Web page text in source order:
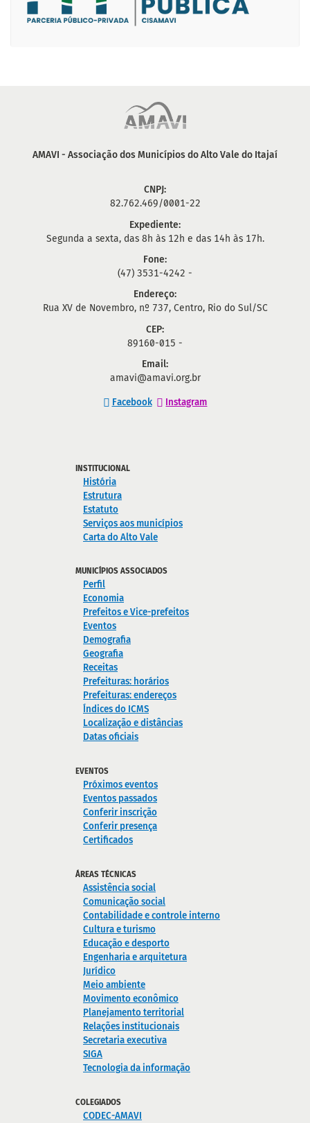
AMAVI - Associação dos Municípios do Alto Vale do Itajaí
CNPJ:
82.762.469/0001-22
Expediente:
Segunda a sexta, das 8h às 12h e das 14h às 17h.
Fone:
(47) 3531-4242 -
Endereço:
Rua XV de Novembro, nº 737, Centro, Rio do Sul/SC
CEP:
89160-015 -
Email:
amavi@amavi.org.br
Facebook Instagram
INSTITUCIONAL
História
Estrutura
Estatuto
Serviços aos municípios
Carta do Alto Vale
MUNICÍPIOS ASSOCIADOS
Perfil
Economia
Prefeitos e Vice-prefeitos
Eventos
Demografia
Geografia
Receitas
Prefeituras: horários
Prefeituras: endereços
Índices do ICMS
Localização e distâncias
Datas oficiais
EVENTOS
Próximos eventos
Eventos passados
Conferir inscrição
Conferir presença
Certificados
ÁREAS TÉCNICAS
Assistência social
Comunicação social
Contabilidade e controle interno
Cultura e turismo
Educação e desporto
Engenharia e arquitetura
Jurídico
Meio ambiente
Movimento econômico
Planejamento territorial
Relações institucionais
Secretaria executiva
SIGA
Tecnologia da informação
COLEGIADOS
CODEC-AMAVI